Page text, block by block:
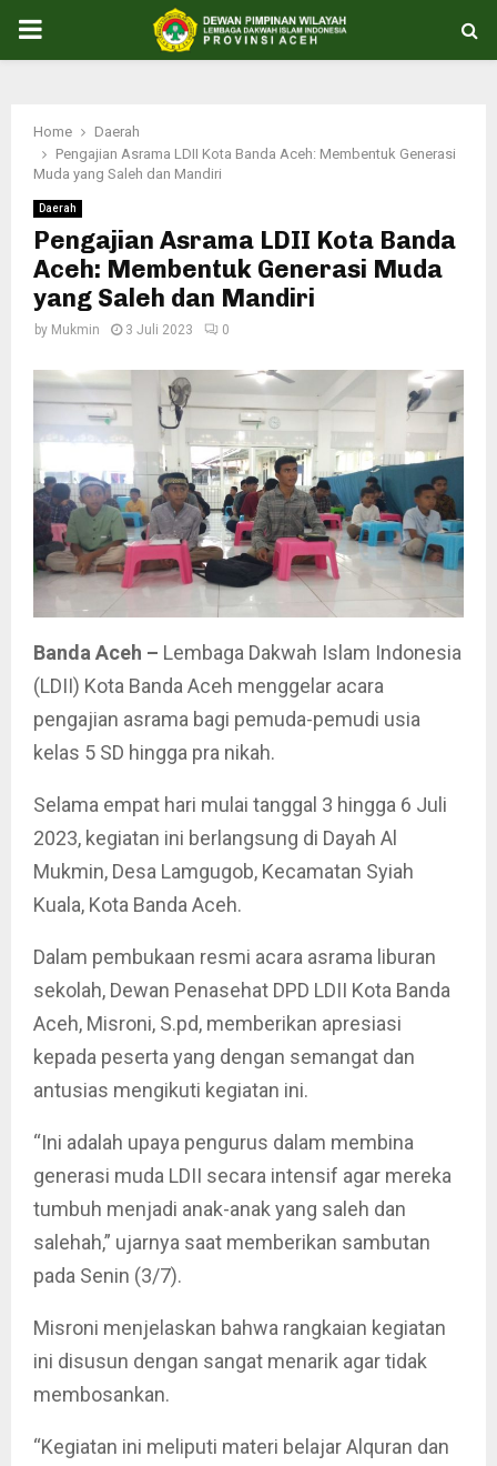
PRIMARY
Home
Daerah
Pengajian Asrama LDII Kota Banda Aceh: Membentuk Generasi
Muda yang Saleh dan Mandiri
Daerah
Pengajian Asrama LDII Kota Banda
Aceh: Membentuk Generasi Muda
yang Saleh dan Mandiri
by Mukmin 3 Juli 2023 0
Banda Aceh – Lembaga Dakwah Islam Indonesia
(LDII) Kota Banda Aceh menggelar acara
pengajian asrama bagi pemuda-pemudi usia
kelas 5 SD hingga pra nikah.
Selama empat hari mulai tanggal 3 hingga 6 Juli
2023, kegiatan ini berlangsung di Dayah Al
Mukmin, Desa Lamgugob, Kecamatan Syiah
Kuala, Kota Banda Aceh.
Dalam pembukaan resmi acara asrama liburan
sekolah, Dewan Penasehat DPD LDII Kota Banda
Aceh, Misroni, S.pd, memberikan apresiasi
kepada peserta yang dengan semangat dan
antusias mengikuti kegiatan ini.
“Ini adalah upaya pengurus dalam membina
generasi muda LDII secara intensif agar mereka
tumbuh menjadi anak-anak yang saleh dan
salehah,” ujarnya saat memberikan sambutan
pada Senin (3/7).
Misroni menjelaskan bahwa rangkaian kegiatan
ini disusun dengan sangat menarik agar tidak
membosankan.
“Kegiatan ini meliputi materi belajar Alquran dan